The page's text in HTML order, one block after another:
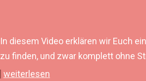
In diesem Video erklären wir Euch
zu finden, und zwar komplett ohne
weiterlesen